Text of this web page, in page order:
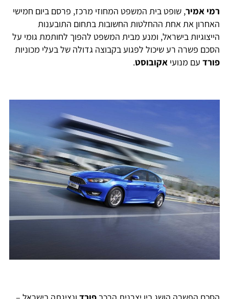
רמי אמיר, שופט בית המשפט המחוזי מרכז, פרסם ביום חמישי
האחרון את אחת ההחלטות החשובות בתחום התובענות
הייצוגיות בישראל, ומנע מבית המשפט להפוך לחותמת גומי על
הסכם פשרה רע שיכול לפגוע בקבוצה גדולה של בעלי מכוניות
פורד עם מנועי אקובוסט.